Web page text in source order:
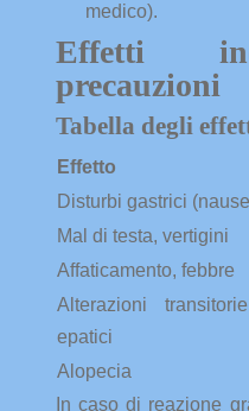
medico).
Effetti
precauzioni
Tabella degli
Effetto
Disturbi gastrici
Mal di testa, vertigini
Affaticamento, febbre
Alterazioni
epatici
Alopecia
In caso di reazione